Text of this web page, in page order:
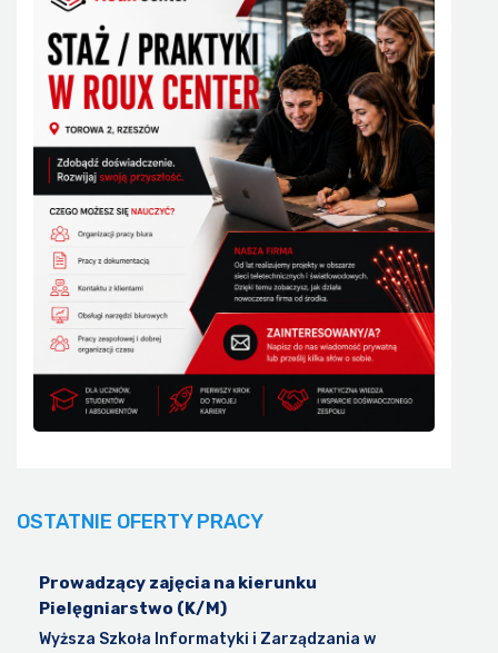
OSTATNIE OFERTY PRACY
Prowadzący zajęcia na kierunku
Pielęgniarstwo (K/M)
Wyższa Szkoła Informatyki i Zarządzania w